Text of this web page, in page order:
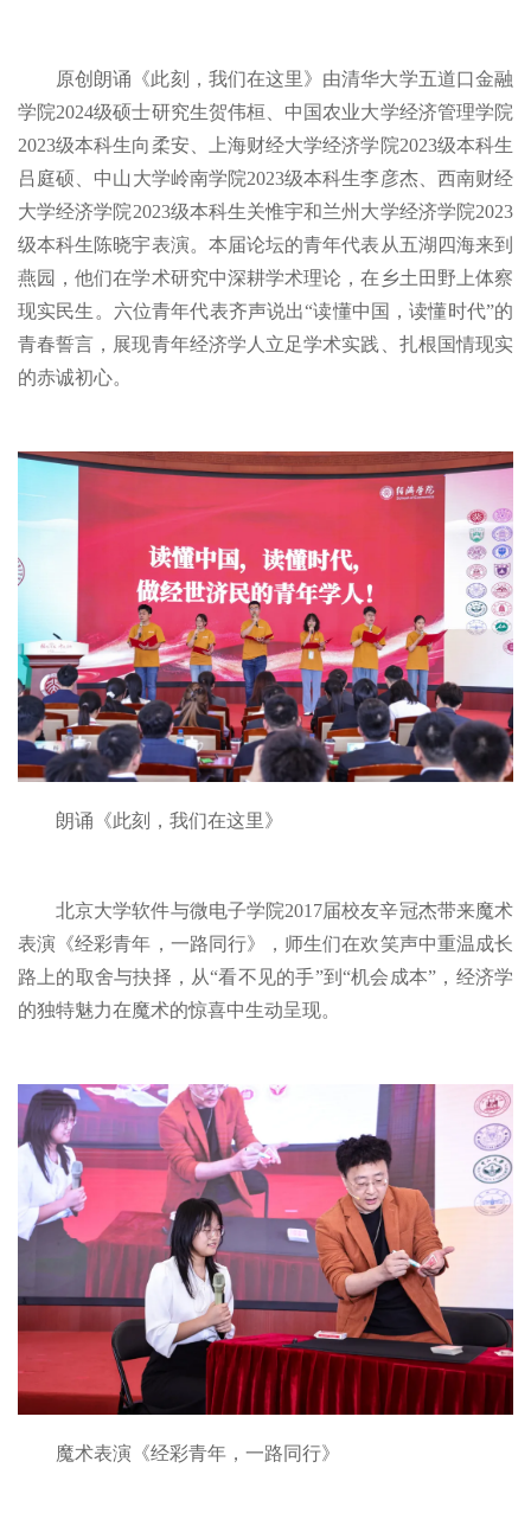
原创朗诵《此刻，我们在这里》由清华大学五道口金融
学院2024级硕士研究生贺伟桓、中国农业大学经济管理学院
2023级本科生向柔安、上海财经大学经济学院2023级本科生
吕庭硕、中山大学岭南学院2023级本科生李彦杰、西南财经
大学经济学院2023级本科生关惟宇和兰州大学经济学院2023
级本科生陈晓宇表演。本届论坛的青年代表从五湖四海来到
燕园，他们在学术研究中深耕学术理论，在乡土田野上体察
现实民生。六位青年代表齐声说出“读懂中国，读懂时代”的
青春誓言，展现青年经济学人立足学术实践、扎根国情现实
的赤诚初心。
朗诵《此刻，我们在这里》
北京大学软件与微电子学院2017届校友辛冠杰带来魔术
表演《经彩青年，一路同行》，师生们在欢笑声中重温成长
路上的取舍与抉择，从“看不见的手”到“机会成本”，经济学
的独特魅力在魔术的惊喜中生动呈现。
魔术表演《经彩青年，一路同行》